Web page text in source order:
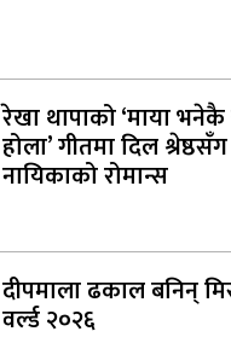
रेखा थापाको ‘माया भनेकै
होला’ गीतमा दिल
नायिकाको रोमान्स
दीपमाला ढकाल बनिन्
वर्ल्ड २०२६